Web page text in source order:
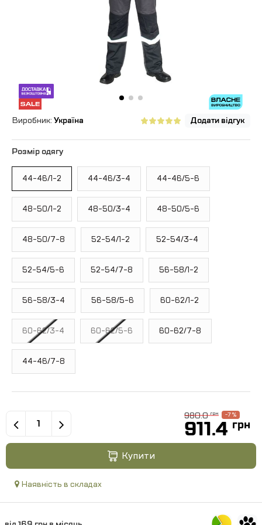
Додати відгук
Виробник: Україна
Розмір одягу
44-46/1-2 44-46/3-4 44-46/5-6
48-50/1-2 48-50/3-4 48-50/5-6
48-50/7-8 52-54/1-2 52-54/3-4
52-54/5-6 52-54/7-8 56-58/1-2
56-58/3-4 56-58/5-6 60-62/1-2
60-62/3-4 60-62/5-6 60-62/7-8
44-46/7-8
980.0грн -7 %
911.4 грн
Купити
Наявність в складах